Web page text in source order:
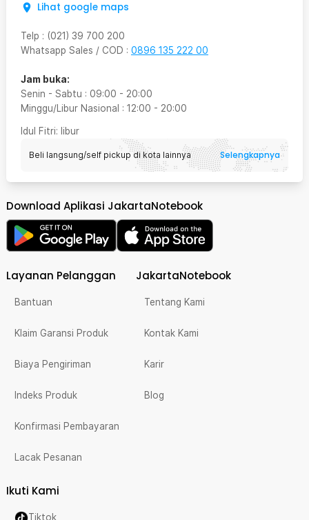
Lihat google maps
Telp : (021) 39 700 200
Whatsapp Sales / COD : 0896 135 222 00
Jam buka:
Senin - Sabtu : 09:00 - 20:00
Minggu/Libur Nasional : 12:00 - 20:00
Idul Fitri: libur
Beli langsung/self pickup di kota lainnya Selengkapnya
Download Aplikasi JakartaNotebook
Layanan Pelanggan
Bantuan
Klaim Garansi Produk
Biaya Pengiriman
Indeks Produk
Konfirmasi Pembayaran
Lacak Pesanan
JakartaNotebook
Tentang Kami
Kontak Kami
Karir
Blog
Ikuti Kami
Tiktok